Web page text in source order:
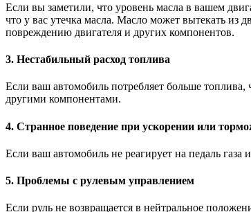
Если вы заметили, что уровень масла в вашем
что у вас утечка масла. Масло может вытекать из
повреждению двигателя и других компонентов.
3. Нестабильный расход топлива
Если ваш автомобиль потребляет больше
другими компонентами.
4. Странное поведение при ускорении или
Если ваш автомобиль не реагирует на педаль
5. Проблемы с рулевым управлением
Если руль не возвращается в нейтральное